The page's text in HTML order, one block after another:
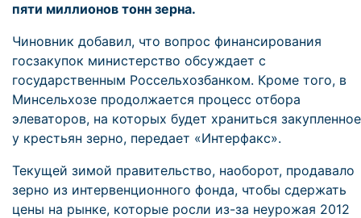
пяти миллионов тонн зерна.
Чиновник добавил, что вопрос финансирования
госзакупок министерство обсуждает с
государственным Россельхозбанком. Кроме того, в
Минсельхозе продолжается процесс отбора
элеваторов, на которых будет храниться закупленное
у крестьян зерно, передает «Интерфакс».
Текущей зимой правительство, наоборот, продавало
зерно из интервенционного фонда, чтобы сдержать
цены на рынке, которые росли из-за неурожая 2012